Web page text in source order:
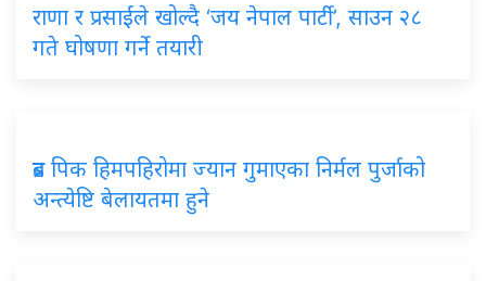
राणा र प्रसाईंले खोल्दै ‘जय नेपाल पार्टी’, साउन २८
गते घोषणा गर्ने तयारी
ब्रड पिक हिमपहिरोमा ज्यान गुमाएका निर्मल पुर्जाको
अन्त्येष्टि बेलायतमा हुने